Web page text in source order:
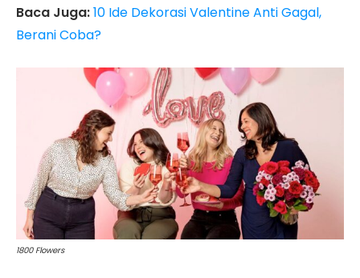
Baca Juga:10 Ide Dekorasi Valentine Anti Gagal,
Berani Coba?
1800 Flowers